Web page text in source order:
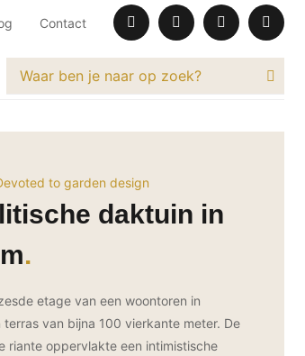
Contact
to garden design
daktuin in
etage van een woontoren in
van bijna 100 vierkante meter. De
riante oppervlakte een intimistische